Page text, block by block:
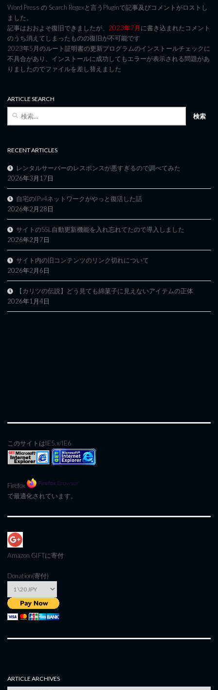
Word Press の Search Regexと言うPluginで記事及びコメントがロストし
ました。
記事はおおよそ復旧できましたが、 2023年7月に書き込まれたコメント
のうち消えてしまったものの復旧が不可能です
2023年5月のルート証明書の更新プログラムのインストールチェックに
不具合があり、インストールに成功してもエラーが表示される問題があ
りましたのでファイルを差し替えました
ARTICLE SEARCH
検
RECENT ARTICLES
レンタルサーバーのレスポンスが悪すぎるので調べてみた
2026年3月17日
自宅のIPv4ネットワークがやっと復活した話
2026年2月28日
サイトのSSL自動更新機能を入れ忘れてたので導入しました
2026年2月7日
サイト内の旧コンテンツのリンク切れについて
2026年2月6日
【カリツの伝説】どう見ても綿菓子に見えないアイテムの正体
2026年1月4日
このサイトはIE5.x/IE6
Firefox
で最適化されています。
Amazon GIFTに寄付
Donation(寄付)
ARTICLE ARCHIVES